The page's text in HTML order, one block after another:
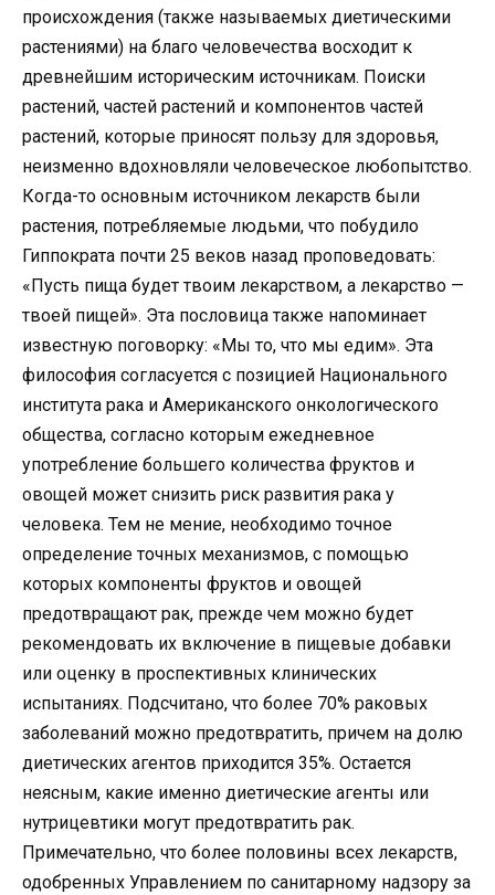
происхождения (также называемых диетическими
растениями) на благо человечества восходит к
древнейшим историческим источникам. Поиски
растений, частей растений и компонентов частей
растений, которые приносят пользу для здоровья,
неизменно вдохновляли человеческое любопытство.
Когда-то основным источником лекарств были
растения, потребляемые людьми, что побудило
Гиппократа почти 25 веков назад проповедовать:
«Пусть пища будет твоим лекарством, а лекарство —
твоей пищей». Эта пословица также напоминает
известную поговорку: «Мы то, что мы едим». Эта
философия согласуется с позицией Национального
института рака и Американского онкологического
общества, согласно которым ежедневное
употребление большего количества фруктов и
овощей может снизить риск развития рака у
человека. Тем не мение, необходимо точное
определение точных механизмов, с помощью
которых компоненты фруктов и овощей
предотвращают рак, прежде чем можно будет
рекомендовать их включение в пищевые добавки
или оценку в проспективных клинических
испытаниях. Подсчитано, что более 70% раковых
заболеваний можно предотвратить, причем на долю
диетических агентов приходится 35%. Остается
неясным, какие именно диетические агенты или
нутрицевтики могут предотвратить рак.
Примечательно, что более половины всех лекарств,
одобренных Управлением по санитарному надзору за